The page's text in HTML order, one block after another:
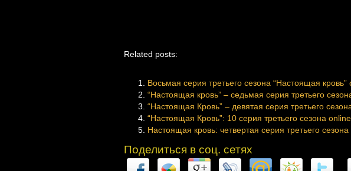
Related posts:
Восьмая серия третьего сезона “Настоящая кровь”
“Настоящая кровь” – седьмая серия третьего
“Настоящая Кровь” – девятая серия третьего
“Настоящая Кровь”: 10 серия третьего сезона online.
Настоящая кровь: четвертая серия третьего сезона
Поделиться в соц. сетях